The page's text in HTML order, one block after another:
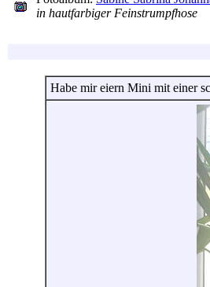
in hautfarbiger Feinstrumpfhose
Habe mir eiern Mini mit einer